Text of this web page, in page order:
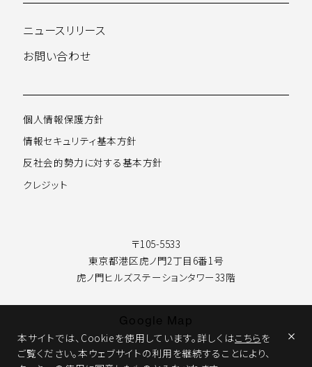
本サイトでは、Cookieを使用しています。詳しくはこちらを
ご覧ください。本ウェブサイトの利用を継続することにより、
ニュースリリース
お問い合わせ
〒105-5533
東京都港区虎ノ門2丁目6番1号
虎ノ門ヒルズステーションタワー33階
Google Map
個人情報保護方針
情報セキュリティ基本方針
反社会的勢力に対する基本方針
クレジット